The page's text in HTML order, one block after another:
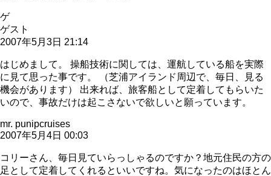
ゲ
ゲスト
2007年5月3日 21:14
はじめまして。 操船技術に関しては、運航している船を実際
に見て思った事です。 （芝浦アイランド周辺で、毎日、見る
機会があります） 出来れば、旅客船として定着してもらいた
いので、事故だけは起こさないで欲しいと願っています。
mr. punipcruises
2007年5月4日 00:03
コリーさん、毎日見ていらっしゃるのですか？地元住民の方の
足として定着してくれるといいですね。気になったのはほとん